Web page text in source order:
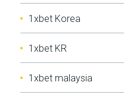
1xbet Korea
1xbet KR
1xbet malaysia